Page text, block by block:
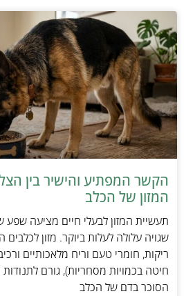
הקשר המפתיע והישיר בין
המזון של הכלב
תעשיית המזון לבעלי חיים מציעה שפע
שגויה עלולה לעלות ביוקר. מזון
ריקות, חומרי טעם וריח מלאכותיים
חיטה בכמויות מסחריות), גורם
הסוכר בדם של הכלב